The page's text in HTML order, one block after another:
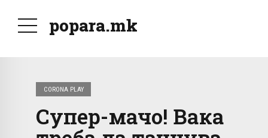
popara.mk
CORONA PLAY
Супер-мачо! Вака